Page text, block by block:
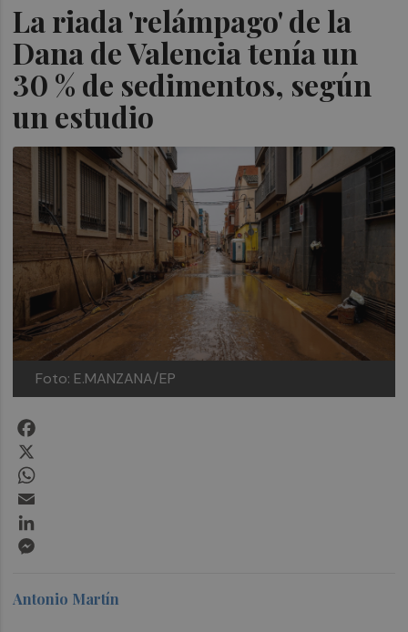
La riada 'relámpago' de la
Dana de Valencia tenía un
30 % de sedimentos, según
un estudio
Foto: E.MANZANA/EP
Antonio Martín